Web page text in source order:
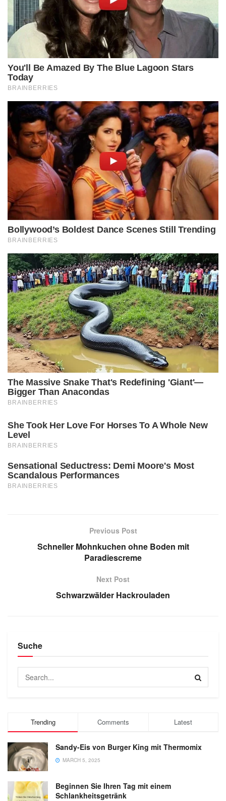
Previous Post
Schneller Mohnkuchen ohne Boden mit
Paradiescreme
Next Post
Schwarzwälder Hackrouladen
Suche
Trending Comments Latest
Sandy-Eis von Burger King mit Thermomix
MARCH 5, 2025
Beginnen Sie Ihren Tag mit einem
Schlankheitsgetränk